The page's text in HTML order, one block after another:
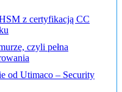
z certyfikacją CC
czyli pełna
od Utimaco – Security